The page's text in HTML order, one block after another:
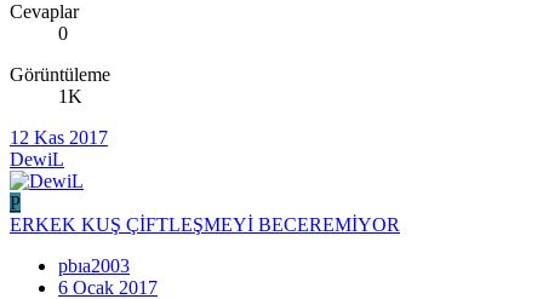
Cevaplar
0
Görüntüleme
1K
12 Kas 2017
DewiL
P
ERKEK KUŞ ÇİFTLEŞMEYİ BECEREMİYOR
pbıa2003
6 Ocak 2017